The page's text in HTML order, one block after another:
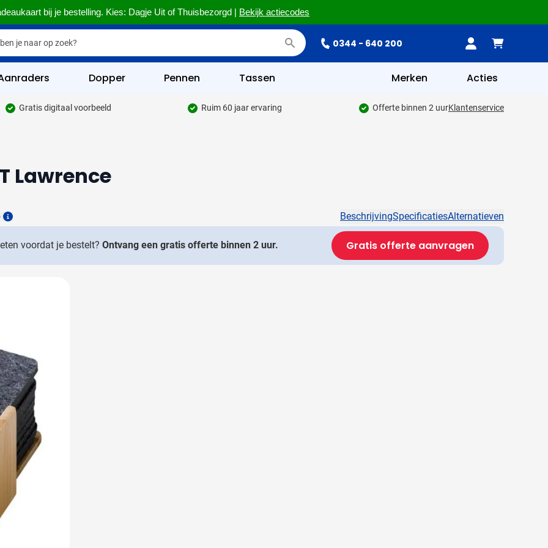
bij je bestelling. Kies: Dagje Uit of Thuisbezorgd | Bekijk actiecodes
0344 - 640 200
& Kantoor categorie
categorie
categorie
categorie
& Veiligheid categorie
& Wellness categorie
& Tafelen categorie
categorie
categorie
categorie
categorie
& overig categorie
Dopper Pennen Tassen Merken Acties
Gratis digitaal voorbeeld Ruim 60 jaar ervaring Offerte binnen 2 uurKlantenservice
Lawrence
Details
BeschrijvingSpecificatiesAlternatieven
voordat je bestelt? Ontvang een gratis offerte binnen 2 uur. Gratis offerte aanvragen